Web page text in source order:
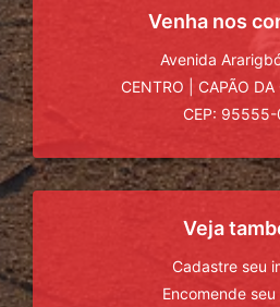
Venha nos
Avenida
CENTRO
CAPÃO
CEP:
Veja
Cadastre seu
Encomende